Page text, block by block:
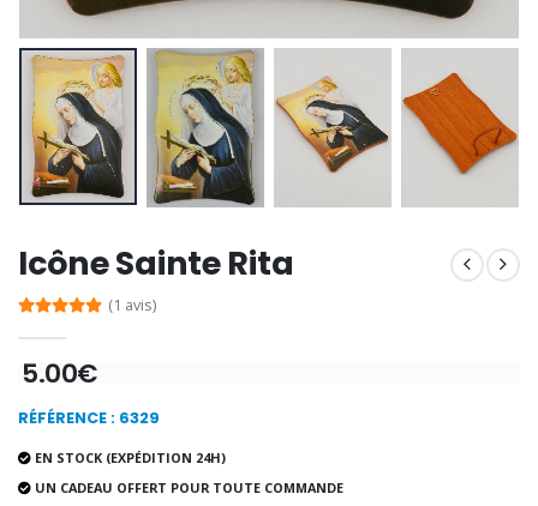
-20%
Déposez votre Neuvaine à Lourdes
€9.60
€7.90
€5.50
€21.90
€12.90
Icône Sainte Rita
(1 avis)
5.00€
RÉFÉRENCE : 6329
EN STOCK (EXPÉDITION 24H)
UN CADEAU OFFERT POUR TOUTE COMMANDE